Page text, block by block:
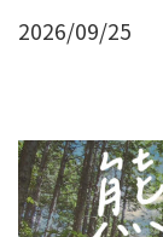
2026/09/25